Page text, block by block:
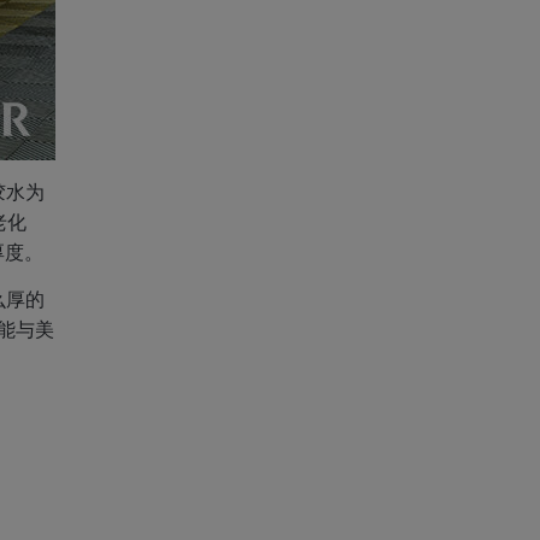
为
化
。
的
与美